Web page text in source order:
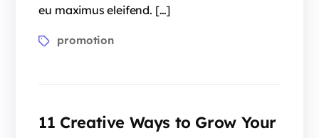
eu maximus eleifend. […]
promotion
11 Creative Ways to Grow Your